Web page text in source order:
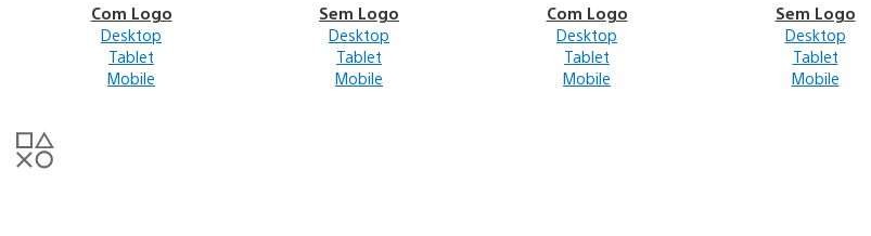
Com Logo
Desktop
Tablet
Mobile
Sem Logo
Desktop
Tablet
Mobile
Com Logo
Desktop
Tablet
Mobile
Sem Logo
Desktop
Tablet
Mobile